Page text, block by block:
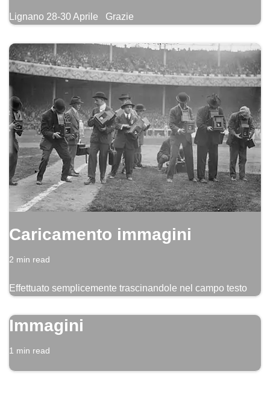
Lignano 28-30 Aprile Grazie
Caricamento immagini
2 min read
Effettuato semplicemente trascinandole nel campo testo
Immagini
1 min read